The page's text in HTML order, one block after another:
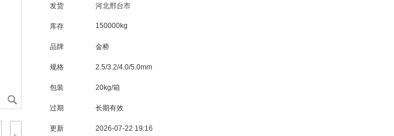
发货 河北邢台市
库存 150000kg
品牌 金桥
规格 2.5/3.2/4.0/5.0mm
包装 20kg/箱
过期 长期有效
更新 2026-07-22 19:16